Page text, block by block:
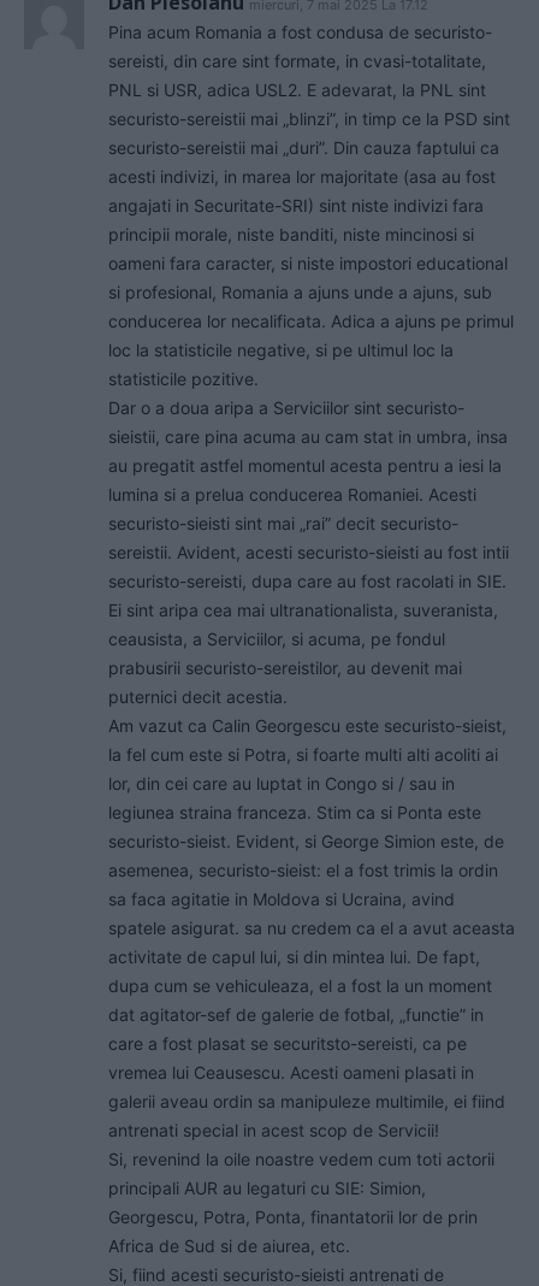
miercuri, 7 mai 2025 La 17.12
Pina acum Romania a fost condusa de securisto-
sereisti, din care sint formate, in cvasi-totalitate,
PNL si USR, adica USL2. E adevarat, la PNL sint
securisto-sereistii mai „blinzi”, in timp ce la PSD sint
securisto-sereistii mai „duri”. Din cauza faptului ca
acesti indivizi, in marea lor majoritate (asa au fost
angajati in Securitate-SRI) sint niste indivizi fara
principii morale, niste banditi, niste mincinosi si
oameni fara caracter, si niste impostori educational
si profesional, Romania a ajuns unde a ajuns, sub
conducerea lor necalificata. Adica a ajuns pe primul
loc la statisticile negative, si pe ultimul loc la
statisticile pozitive.
Dar o a doua aripa a Serviciilor sint securisto-
sieistii, care pina acuma au cam stat in umbra, insa
au pregatit astfel momentul acesta pentru a iesi la
lumina si a prelua conducerea Romaniei. Acesti
securisto-sieisti sint mai „rai” decit securisto-
sereistii. Avident, acesti securisto-sieisti au fost intii
securisto-sereisti, dupa care au fost racolati in SIE.
Ei sint aripa cea mai ultranationalista, suveranista,
ceausista, a Serviciilor, si acuma, pe fondul
prabusirii securisto-sereistilor, au devenit mai
puternici decit acestia.
Am vazut ca Calin Georgescu este securisto-sieist,
la fel cum este si Potra, si foarte multi alti acoliti ai
lor, din cei care au luptat in Congo si / sau in
legiunea straina franceza. Stim ca si Ponta este
securisto-sieist. Evident, si George Simion este, de
asemenea, securisto-sieist: el a fost trimis la ordin
sa faca agitatie in Moldova si Ucraina, avind
spatele asigurat. sa nu credem ca el a avut aceasta
activitate de capul lui, si din mintea lui. De fapt,
dupa cum se vehiculeaza, el a fost la un moment
dat agitator-sef de galerie de fotbal, „functie” in
care a fost plasat se securitsto-sereisti, ca pe
vremea lui Ceausescu. Acesti oameni plasati in
galerii aveau ordin sa manipuleze multimile, ei fiind
antrenati special in acest scop de Servicii!
Si, revenind la oile noastre vedem cum toti actorii
principali AUR au legaturi cu SIE: Simion,
Georgescu, Potra, Ponta, finantatorii lor de prin
Africa de Sud si de aiurea, etc.
Si, fiind acesti securisto-sieisti antrenati de